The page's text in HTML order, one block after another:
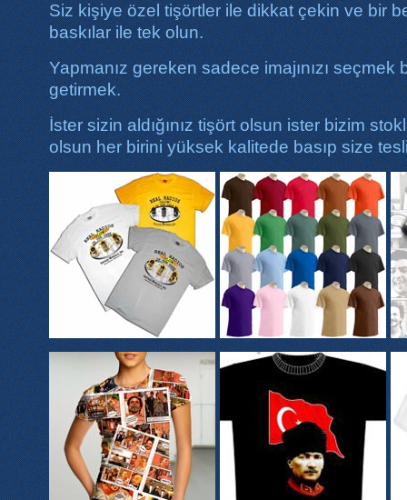
Siz kişiye özel tişörtler ile dikkat çekin ve bir
baskılar ile tek olun.
Yapmanız gereken sadece imajınızı
getirmek.
İster sizin aldığınız tişört olsun ister bizim
olsun her birini yüksek kalitede basıp size